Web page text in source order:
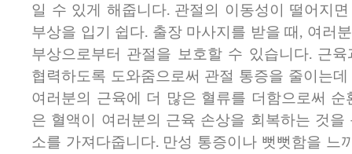
일 수 있게 해줍니다. 관절의 이동성이 떨어지
부상을 입기 쉽다. 출장 마사지를 받을 때, 여러
부상으로부터 관절을 보호할 수 있습니다. 근
협력하도록 도와줌으로써 관절 통증을 줄이는
여러분의 근육에 더 많은 혈류를 더함으로써
은 혈액이 여러분의 근육 손상을 회복하는 것
소를 가져다줍니다. 만성 통증이나 뻣뻣함을 느